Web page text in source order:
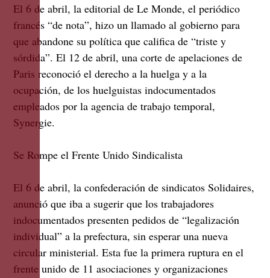
El 6 de abril, la editorial de Le Monde, el periódico
francés “de nota”, hizo un llamado al gobierno para
que abandone su política que califica de “triste y
sórdida”. El 12 de abril, una corte de apelaciones de
Paris reconoció el derecho a la huelga y a la
ocupación, de los huelguistas indocumentados
empleados por la agencia de trabajo temporal,
Synergie.
Se Rompe el Frente Unido Sindicalista
El 6 de abril, la confederación de sindicatos Solidaires,
anunció que iba a sugerir que los trabajadores
indocumentados presenten pedidos de “legalización
individual” a la prefectura, sin esperar una nueva
circular ministerial. Esta fue la primera ruptura en el
frente unido de 11 asociaciones y organizaciones